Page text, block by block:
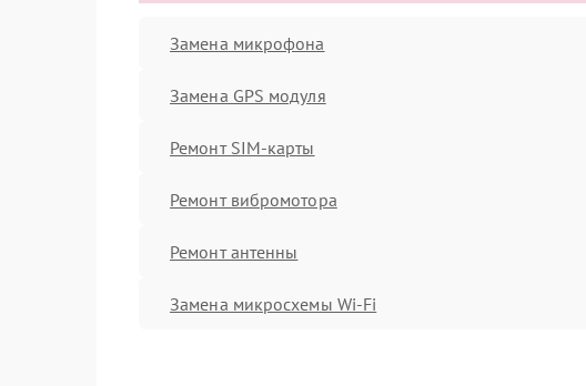
Замена микрофона
Замена GPS модуля
Ремонт SIM-карты
Ремонт вибромотора
Ремонт антенны
Замена микросхемы Wi-Fi